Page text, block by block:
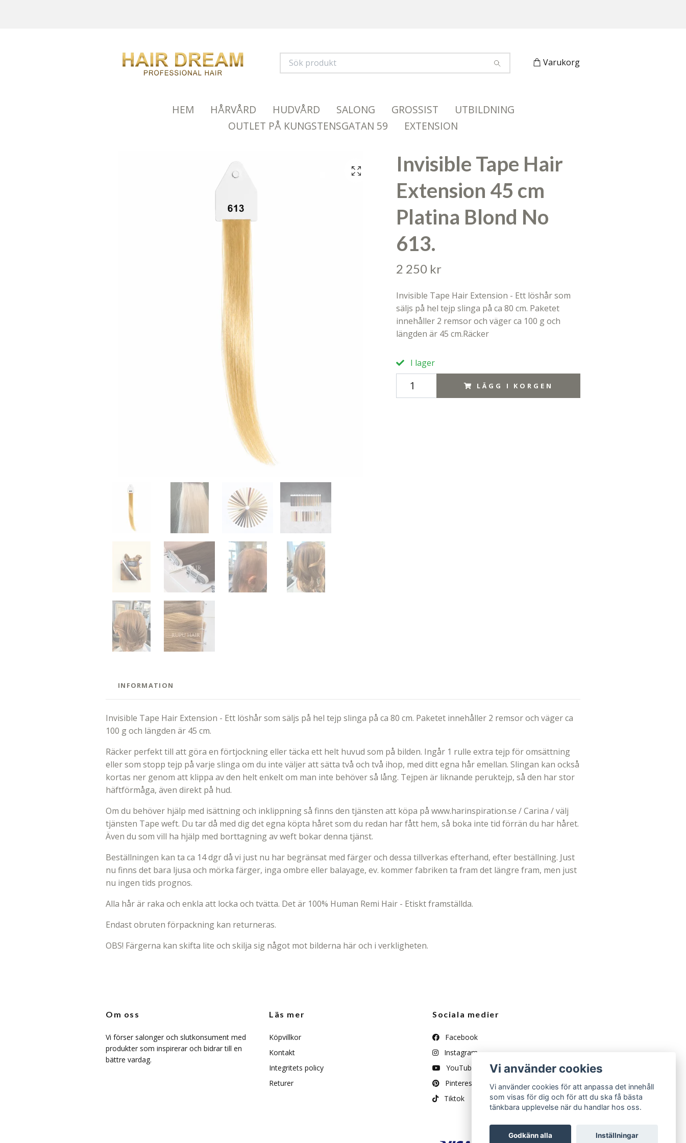
Varukorg
HEM HÅRVÅRD HUDVÅRD SALONG GROSSIST
UTBILDNING
OUTLET PÅ KUNGSTENSGATAN 59
EXTENSION
Invisible Tape Hair
Extension 45 cm
Platina Blond No
613.
2 250 kr
Invisible Tape Hair Extension - Ett löshår som
säljs på hel tejp slinga på ca 80 cm. Paketet
innehåller 2 remsor och väger ca 100 g och
längden är 45 cm.Räcker
I lager
LÄGG I KORGEN
INFORMATION
Invisible Tape Hair Extension - Ett löshår som säljs på hel tejp slinga på ca 80 cm. Paketet innehåller 2 remsor och väger ca
100 g och längden är 45 cm.
Räcker perfekt till att göra en förtjockning eller täcka ett helt huvud som på bilden. Ingår 1 rulle extra tejp för omsättning
eller som stopp tejp på varje slinga om du inte väljer att sätta två och två ihop, med ditt egna hår emellan. Slingan kan också
kortas ner genom att klippa av den helt enkelt om man inte behöver så lång. Tejpen är liknande peruktejp, så den har stor
häftförmåga, även direkt på hud.
Om du behöver hjälp med isättning och inklippning så finns den tjänsten att köpa på www.harinspiration.se / Carina / välj
tjänsten Tape weft. Du tar då med dig det egna köpta håret som du redan har fått hem, så boka inte tid förrän du har håret.
Även du som vill ha hjälp med borttagning av weft bokar denna tjänst.
Beställningen kan ta ca 14 dgr då vi just nu har begränsat med färger och dessa tillverkas efterhand, efter beställning. Just
nu finns det bara ljusa och mörka färger, inga ombre eller balayage, ev. kommer fabriken ta fram det längre fram, men just
nu ingen tids prognos.
Alla hår är raka och enkla att locka och tvätta. Det är 100% Human Remi Hair - Etiskt framställda.
Endast obruten förpackning kan returneras.
OBS! Färgerna kan skifta lite och skilja sig något mot bilderna här och i verkligheten.
Om oss
Vi förser salonger och slutkonsument med
produkter som inspirerar och bidrar till en
bättre vardag.
Läs mer
Köpvillkor
Kontakt
Integritets policy
Returer
Sociala medier
Facebook
Instagram
YouTube
Pinterest
Tiktok
Vi använder cookies
Vi använder cookies för att anpassa det innehåll
som visas för dig och för att du ska få bästa
tänkbara upplevelse när du handlar hos oss.
Godkänn alla Inställningar